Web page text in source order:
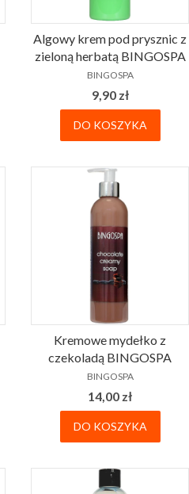
Algowy krem pod prysznic z
zieloną herbatą BINGOSPA
PRODUCENT
BINGOSPA
Cena
9,90 zł
DO KOSZYKA
Kremowe mydełko z
czekoladą BINGOSPA
PRODUCENT
BINGOSPA
Cena
14,00 zł
DO KOSZYKA